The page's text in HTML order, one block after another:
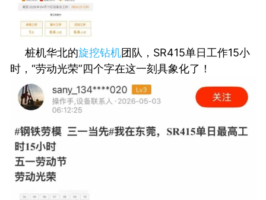
桩机华北的旋挖钻机团队，SR415单日工作15小
时，“劳动光荣”四个字在这一刻具象化了！